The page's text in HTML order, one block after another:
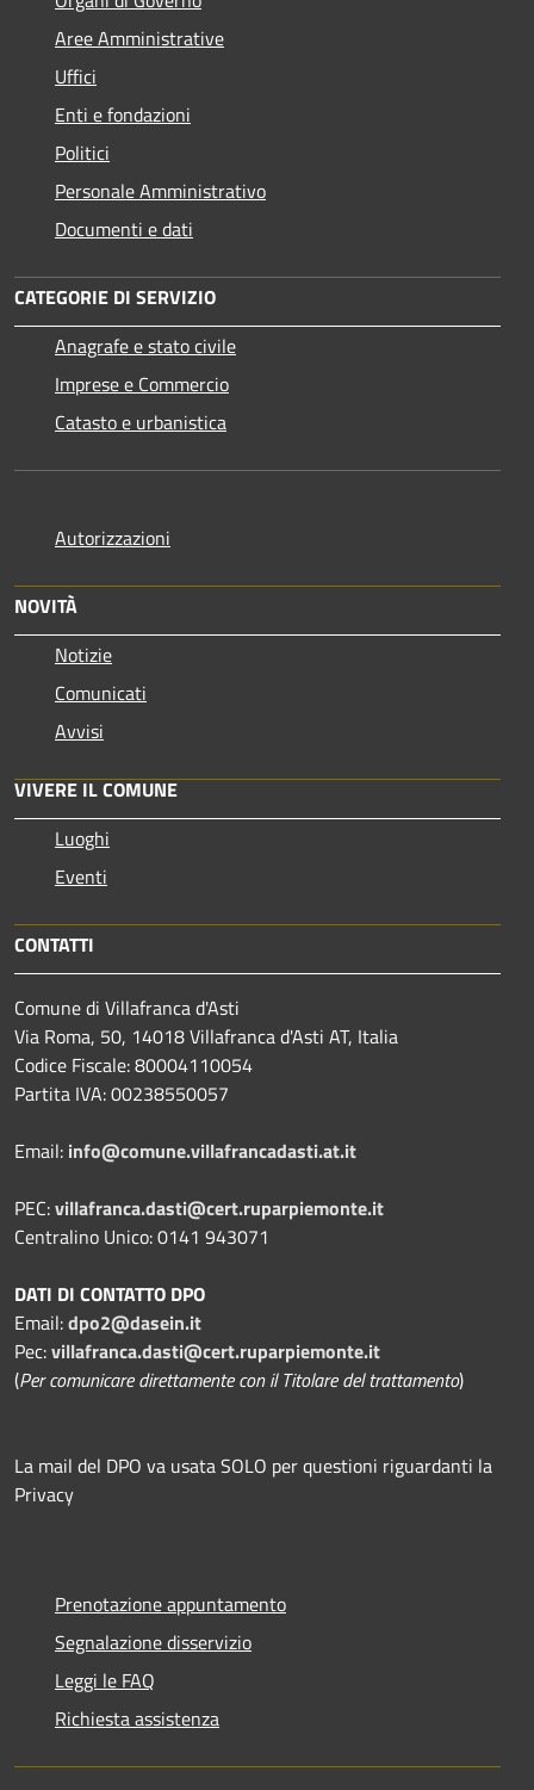
Aree Amministrative
Uffici
Enti e fondazioni
Politici
Personale Amministrativo
Documenti e dati
CATEGORIE DI SERVIZIO
Anagrafe e stato civile
Imprese e Commercio
Catasto e urbanistica
Autorizzazioni
NOVITÀ
Notizie
Comunicati
Avvisi
VIVERE IL COMUNE
Luoghi
Eventi
CONTATTI
Comune di Villafranca d'Asti
Via Roma, 50, 14018 Villafranca d'Asti AT, Italia
Codice Fiscale: 80004110054
Partita IVA: 00238550057
Email: info@comune.villafrancadasti.at.it
PEC:villafranca.dasti@cert.ruparpiemonte.it
Centralino Unico: 0141 943071
DATI DI CONTATTO DPO
Email:dpo2@dasein.it
Pec:villafranca.dasti@cert.ruparpiemonte.it
(Per comunicare direttamente con il Titolare del trattamento)
La mail del DPO va usata SOLO per questioni riguardanti la
Privacy
Prenotazione appuntamento
Segnalazione disservizio
Leggi le FAQ
Richiesta assistenza